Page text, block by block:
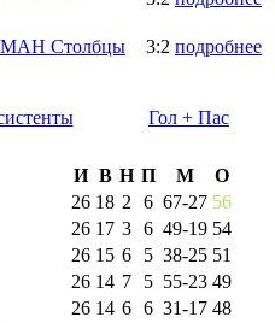
Столбцы 3:2 подробнее
Гол + Пас
И В Н П М
О
26 18 2 6 67-27 56
26 17 3 6 49-19 54
26 15 6 5 38-25 51
26 14 7 5 55-23 49
26 14 6 6 31-17 48